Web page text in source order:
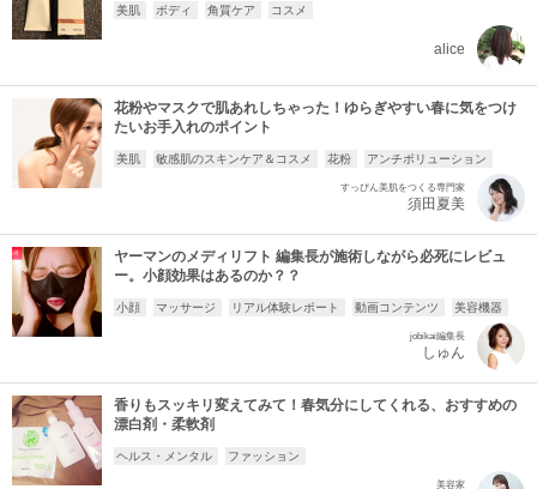
美肌 ボディ 角質ケア コスメ
alice
花粉やマスクで肌あれしちゃった！ゆらぎやすい春に気をつけ
たいお手入れのポイント
美肌 敏感肌のスキンケア＆コスメ 花粉 アンチポリューション
すっぴん美肌をつくる専門家
須田夏美
ヤーマンのメディリフト 編集長が施術しながら必死にレビュ
ー。小顔効果はあるのか？？
小顔 マッサージ リアル体験レポート 動画コンテンツ 美容機器
jobikai編集長
しゅん
香りもスッキリ変えてみて！春気分にしてくれる、おすすめの
漂白剤・柔軟剤
ヘルス・メンタル ファッション
美容家